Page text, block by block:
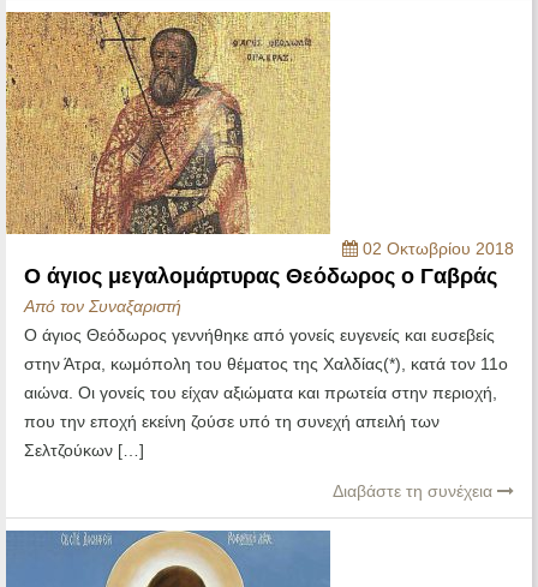
02 Οκτωβρίου 2018
Ο άγιος μεγαλομάρτυρας Θεόδωρος ο Γαβράς
Από τον Συναξαριστή
Ο άγιος Θεόδωρος γεννήθηκε από γονείς ευγενείς και ευσεβείς
στην Άτρα, κωμόπολη του θέματος της Χαλδίας(*), κατά τον 11ο
αιώνα. Οι γονείς του είχαν αξιώματα και πρωτεία στην περιοχή,
που την εποχή εκείνη ζούσε υπό τη συνεχή απειλή των
Σελτζούκων […]
Διαβάστε τη συνέχεια